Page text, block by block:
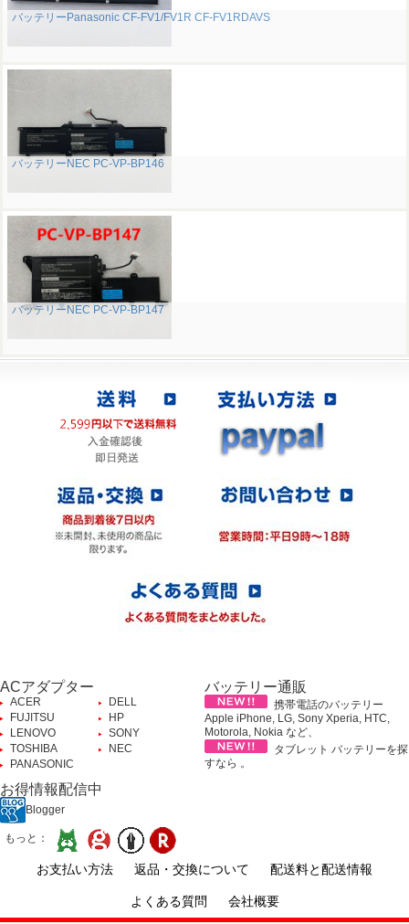
バッテリーPanasonic CF-FV1/FV1R CF-FV1RDAVS
バッテリーNEC PC-VP-BP146
バッテリーNEC PC-VP-BP147
ACアダプター
ACER
DELL
FUJITSU
HP
LENOVO
SONY
TOSHIBA
NEC
PANASONIC
バッテリー通販
携帯電話のバッテリー
Apple iPhone, LG, Sony Xperia, HTC,
Motorola, Nokia など、
タブレット バッテリーを探
すなら 。
お得情報配信中
Blogger
もっと：
お支払い方法 返品・交換について 配送料と配送情報
よくある質問 会社概要